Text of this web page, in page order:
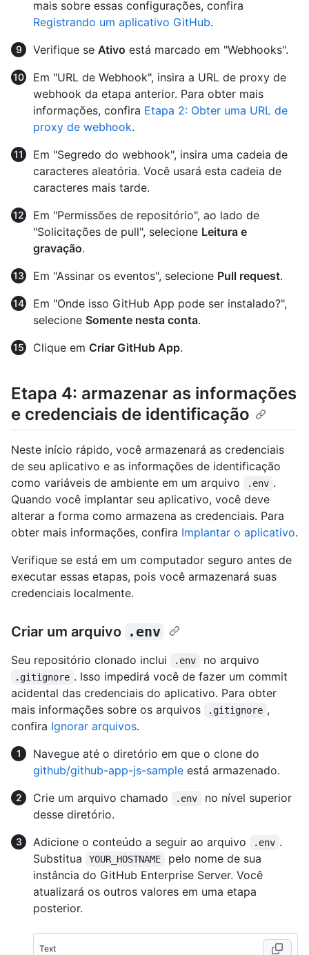
mais sobre essas configurações, confira
Registrando um aplicativo GitHub.
Verifique se Ativo está marcado em "Webhooks".
Em "URL de Webhook", insira a URL de proxy de
webhook da etapa anterior. Para obter mais
informações, confira Etapa 2: Obter uma URL de
proxy de webhook.
Em "Segredo do webhook", insira uma cadeia de
caracteres aleatória. Você usará esta cadeia de
caracteres mais tarde.
Em "Permissões de repositório", ao lado de
"Solicitações de pull", selecione Leitura e
gravação.
Em "Assinar os eventos", selecione Pull request.
Em "Onde isso GitHub App pode ser instalado?",
selecione Somente nesta conta.
Clique em Criar GitHub App.
Etapa 4: armazenar as informações
e credenciais de identificação
Neste início rápido, você armazenará as credenciais
de seu aplicativo e as informações de identificação
como variáveis de ambiente em um arquivo
.env .
Quando você implantar seu aplicativo, você deve
alterar a forma como armazena as credenciais. Para
obter mais informações, confira Implantar o aplicativo.
Verifique se está em um computador seguro antes de
executar essas etapas, pois você armazenará suas
credenciais localmente.
Criar um arquivo .env
Seu repositório clonado inclui .env no arquivo
.gitignore . Isso impedirá você de fazer um commit
acidental das credenciais do aplicativo. Para obter
mais informações sobre os arquivos
.gitignore ,
confira Ignorar arquivos.
Navegue até o diretório em que o clone do
github/github-app-js-sample está armazenado.
Crie um arquivo chamado
.env
no nível superior
desse diretório.
Adicione o conteúdo a seguir ao arquivo
.env .
Substitua
YOUR_HOSTNAME
pelo nome de sua
instância do GitHub Enterprise Server. Você
atualizará os outros valores em uma etapa
posterior.
Text